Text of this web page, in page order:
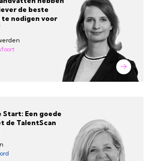
de beste
nodigen voor
Start: Een goede
de TalentScan